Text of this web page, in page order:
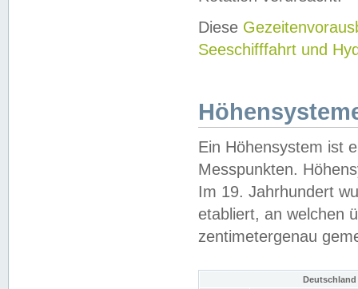
Diese
Seeschifffahrt und
Ein Höhensystem ist
Messpunkten.
Im 19. Jahrhundert
etabliert, an welchen
zentimetergenau